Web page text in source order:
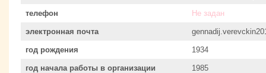
телефон Не задан
электронная почта
год рождения 1934
год начала работы в организации 1985